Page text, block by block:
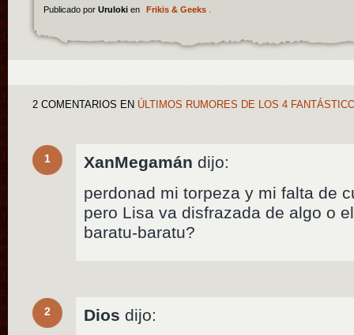
Publicado por Uruloki en Frikis & Geeks.
2 COMENTARIOS EN ÚLTIMOS RUMORES DE LOS 4
1 XanMegamán dijo:
perdonad mi torpeza y mi falta de
pero Lisa va disfrazada de algo o
baratu-baratu?
2 Dios dijo: